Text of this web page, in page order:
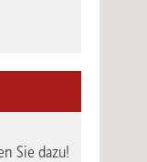
Sie dazu!